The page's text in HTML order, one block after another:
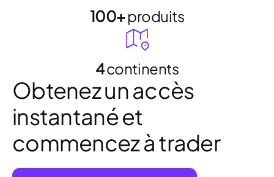
100+produits
4continents
Obtenez un accès
instantané et
commencez à trader